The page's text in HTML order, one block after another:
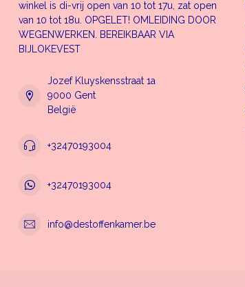
winkel is di-vrij open van 10 tot 17u, zat open
van 10 tot 18u. OPGELET! OMLEIDING DOOR
WEGENWERKEN. BEREIKBAAR VIA
BIJLOKEVEST
Jozef Kluyskensstraat 1a
9000 Gent
België
+32470193004
+32470193004
info@destoffenkamer.be